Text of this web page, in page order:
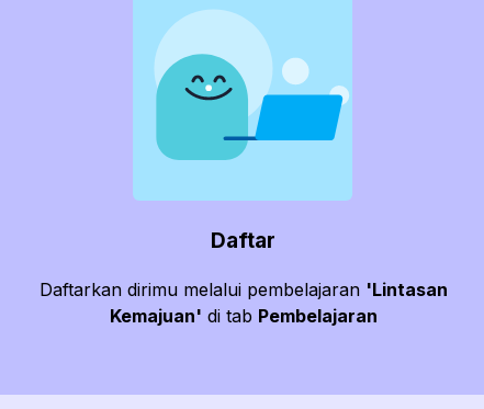
Daftar
Daftarkan dirimu melalui pembelajaran 'Lintasan
Kemajuan' di tab Pembelajaran